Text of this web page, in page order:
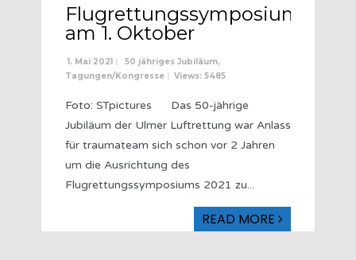
Flugrettungssymposium
am 1. Oktober
1. Mai 2021 | 50 jähriges Jubiläum,
Tagungen/Kongresse | Views: 5485
Foto: STpictures Das 50-jährige
Jubiläum der Ulmer Luftrettung war Anlass
für traumateam sich schon vor 2 Jahren
um die Ausrichtung des
Flugrettungssymposiums 2021 zu...
READ MORE